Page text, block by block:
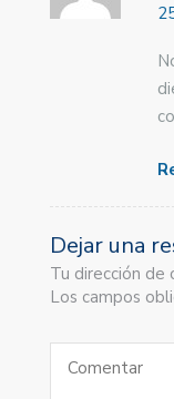
Dejar una
Tu dirección de
Los campos